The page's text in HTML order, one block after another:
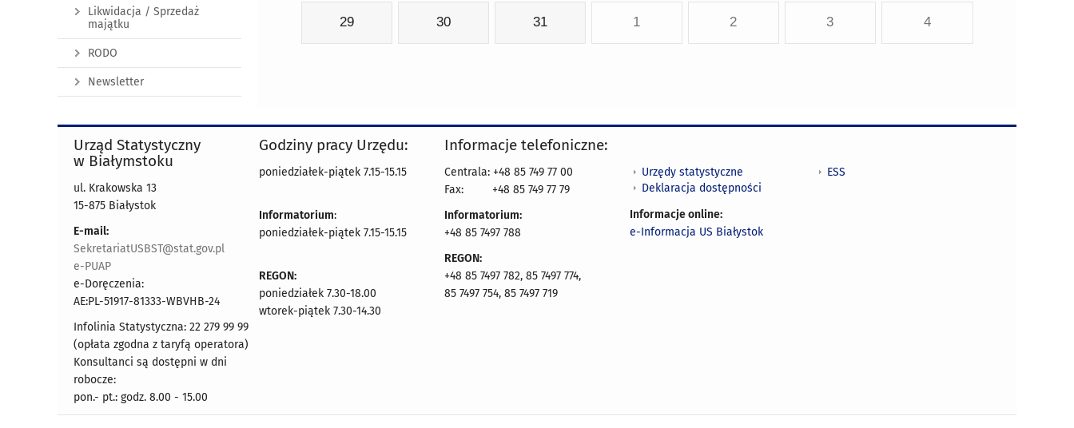
29 30 31 1 2 3 4
Likwidacja / Sprzedaż
majątku
RODO
Newsletter
Urząd Statystyczny
w Białymstoku
ul. Krakowska 13
15-875 Białystok
E-mail:
SekretariatUSBST@stat.gov.pl
e-PUAP
e-Doręczenia:
AE:PL-51917-81333-WBVHB-24
Infolinia Statystyczna: 22 279 99 99
(opłata zgodna z taryfą operatora)
Konsultanci są dostępni w dni
robocze:
pon.- pt.: godz. 8.00 - 15.00
Godziny pracy Urzędu:
poniedziałek-piątek 7.15-15.15
Informatorium:
poniedziałek-piątek 7.15-15.15
REGON:
poniedziałek 7.30-18.00
wtorek-piątek 7.30-14.30
Informacje telefoniczne:
Centrala: +48 85 749 77 00
Fax:
+48 85 749 77 79
Informatorium:
+48 85 7497 788
REGON:
+48 85 7497 782, 85 7497 774,
85 7497 754, 85 7497 719
Urzędy statystyczne
Deklaracja dostępności
Informacje online:
e-Informacja US Białystok
ESS